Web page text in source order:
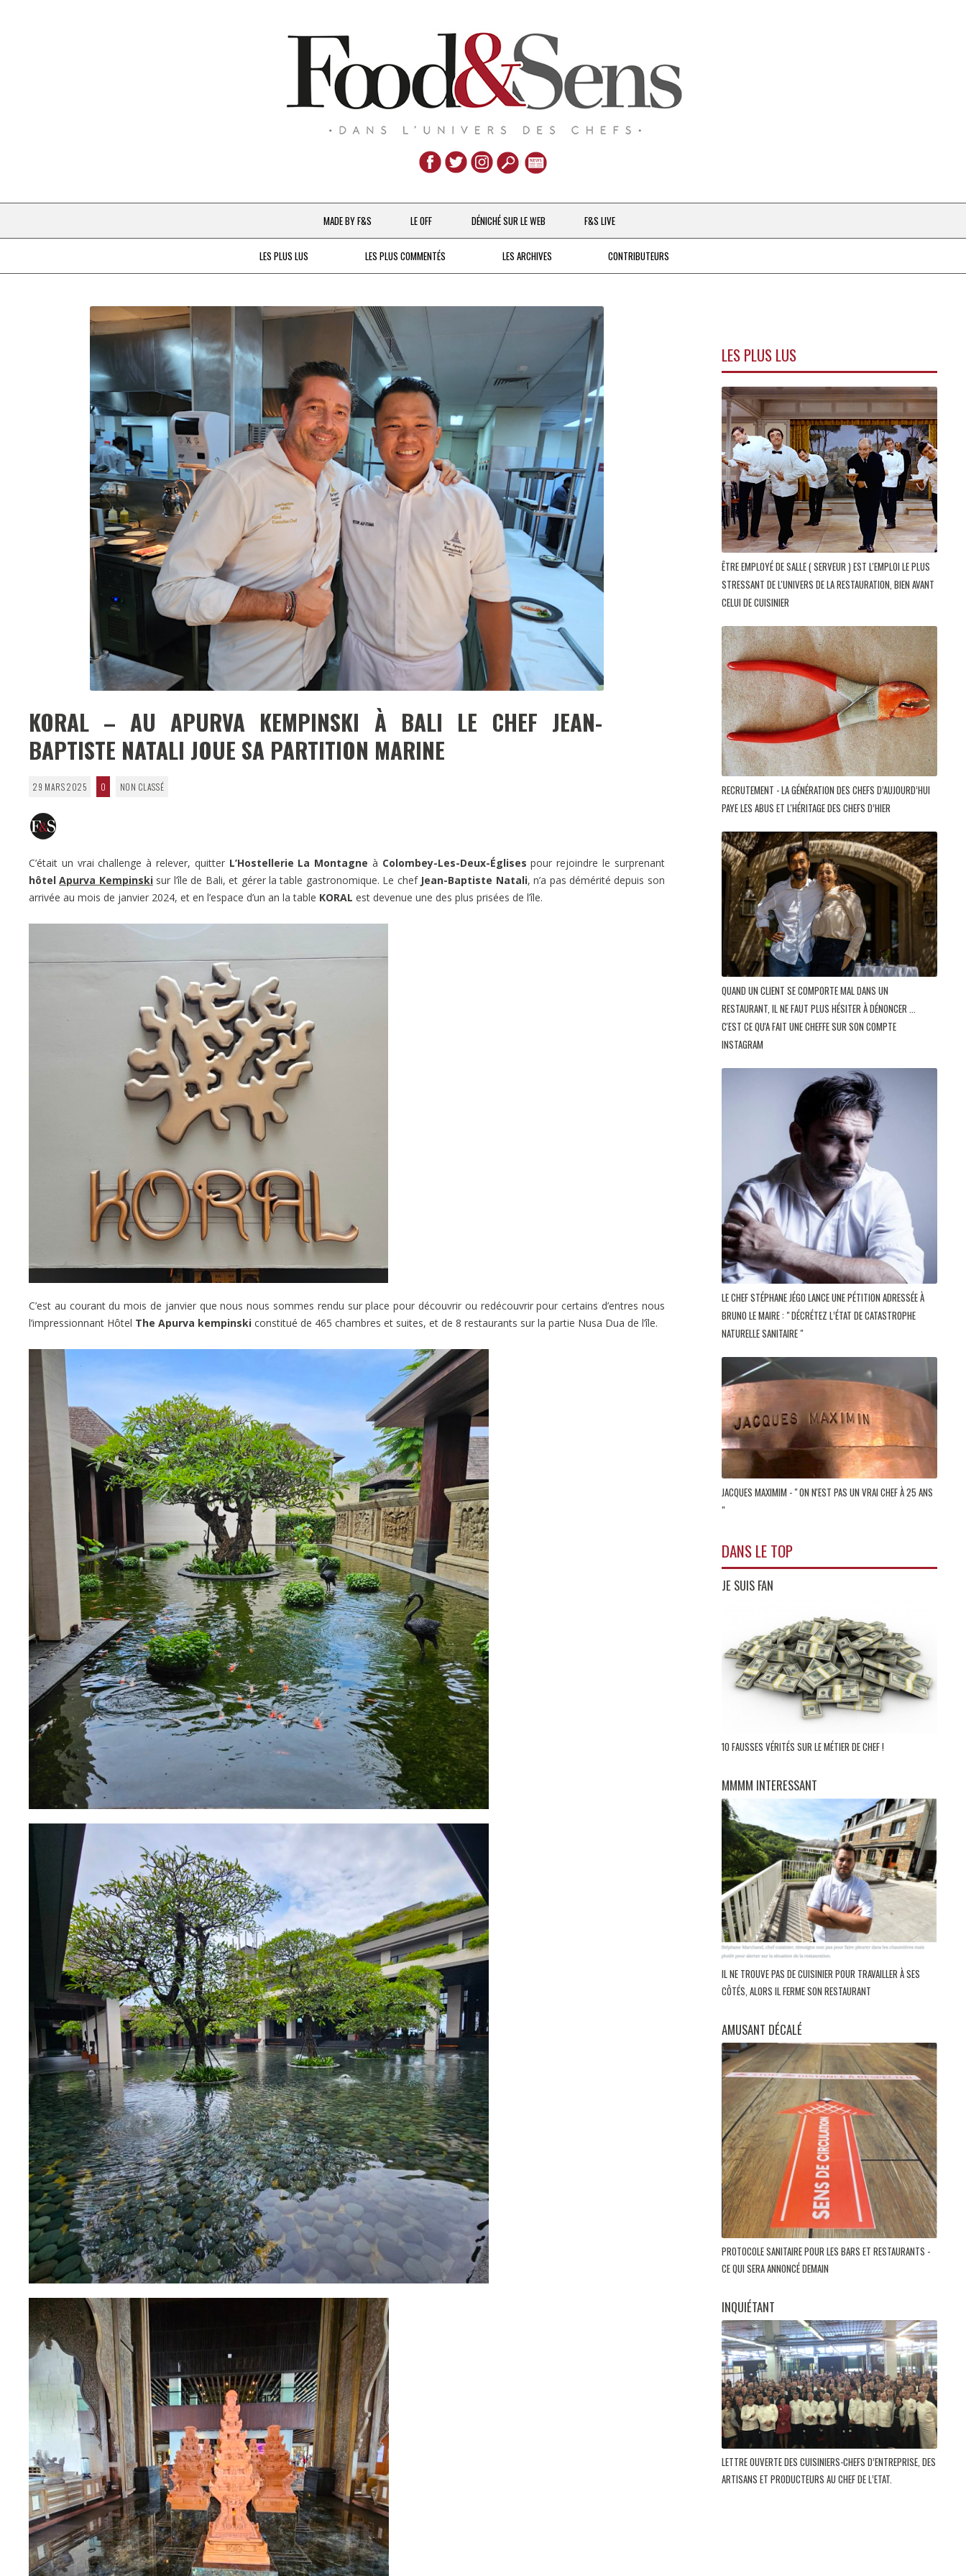
Aller
au
contenu
MADE BY F&S
CHEFS & ACTUALITÉS
À LA PETITE CUILLÈRE
DESTIN DE FEMME
V…DE VOYAGE
LE OFF DÉNICHÉ SUR LE WEB F&S LIVE
LES PLUS LUS LES PLUS COMMENTÉS LES ARCHIVES CONTRIBUTEURS
KORAL – AU APURVA KEMPINSKI À BALI LE CHEF JEAN-
BAPTISTE NATALI JOUE SA PARTITION MARINE
29 MARS 2025 0 NON CLASSÉ
C’était un vrai challenge à relever, quitter L’Hostellerie La Montagne à Colombey-Les-Deux-Églises pour rejoindre le surprenant
hôtelApurva Kempinski sur l’île de Bali, et gérer la table gastronomique. Le chef Jean-Baptiste Natali, n’a pas démérité depuis son
arrivée au mois de janvier 2024, et en l’espace d’un an la table KORAL est devenue une des plus prisées de l’île.
C’est au courant du mois de janvier que nous nous sommes rendu sur place pour découvrir ou redécouvrir pour certains d’entres nous
l’impressionnant Hôtel The Apurva kempinski constitué de 465 chambres et suites, et de 8 restaurants sur la partie Nusa Dua de l’île.
LES PLUS LUS
ÊTRE EMPLOYÉ DE SALLE ( SERVEUR ) EST L'EMPLOI LE PLUS
STRESSANT DE L'UNIVERS DE LA RESTAURATION, BIEN AVANT
CELUI DE CUISINIER
RECRUTEMENT - LA GÉNÉRATION DES CHEFS D’AUJOURD’HUI
PAYE LES ABUS ET L'HÉRITAGE DES CHEFS D’HIER
QUAND UN CLIENT SE COMPORTE MAL DANS UN
RESTAURANT, IL NE FAUT PLUS HÉSITER À DÉNONCER ...
C'EST CE QU'A FAIT UNE CHEFFE SUR SON COMPTE
INSTAGRAM
LE CHEF STÉPHANE JÉGO LANCE UNE PÉTITION ADRESSÉE À
BRUNO LE MAIRE : " DÉCRÉTEZ L’ÉTAT DE CATASTROPHE
NATURELLE SANITAIRE "
JACQUES MAXIMIM - " ON N'EST PAS UN VRAI CHEF À 25 ANS
"
DANS LE TOP
JE SUIS FAN
10 FAUSSES VÉRITÉS SUR LE MÉTIER DE CHEF !
MMMM INTERESSANT
IL NE TROUVE PAS DE CUISINIER POUR TRAVAILLER À SES
CÔTÉS, ALORS IL FERME SON RESTAURANT
AMUSANT DÉCALÉ
PROTOCOLE SANITAIRE POUR LES BARS ET RESTAURANTS -
CE QUI SERA ANNONCÉ DEMAIN
INQUIÉTANT
LETTRE OUVERTE DES CUISINIERS-CHEFS D’ENTREPRISE, DES
ARTISANS ET PRODUCTEURS AU CHEF DE L’ETAT.